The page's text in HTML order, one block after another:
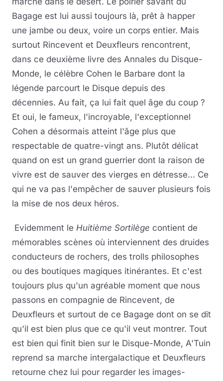
Bagage est lui aussi toujours là, prêt à happer
une jambe ou deux, voire un corps entier. Mais
surtout Rincevent et Deuxfleurs rencontrent,
dans ce deuxième livre des Annales du Disque-
Monde, le célèbre Cohen le Barbare dont la
légende parcourt le Disque depuis des
décennies. Au fait, ça lui fait quel âge du coup ?
Et oui, le fameux, l'incroyable, l'exceptionnel
Cohen a désormais atteint l'âge plus que
respectable de quatre-vingt ans. Plutôt délicat
quand on est un grand guerrier dont la raison de
vivre est de sauver des vierges en détresse... Ce
qui ne va pas l'empêcher de sauver plusieurs fois
la mise de nos deux héros.
Evidemment le Huitième Sortilège contient de
mémorables scènes où interviennent des druides
conducteurs de rochers, des trolls philosophes
ou des boutiques magiques itinérantes. Et c'est
toujours plus qu'un agréable moment que nous
passons en compagnie de Rincevent, de
Deuxfleurs et surtout de ce Bagage dont on se dit
qu'il est bien plus que ce qu'il veut montrer. Tout
est bien qui finit bien sur le Disque-Monde, A'Tuin
reprend sa marche intergalactique et Deuxfleurs
retourne chez lui pour regarder les images-